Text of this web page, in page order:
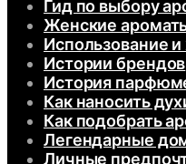
Гид по выбору
Женские
Использование
Истории брендов
История
Как наносить
Как подобрать
Легендарные
Личные